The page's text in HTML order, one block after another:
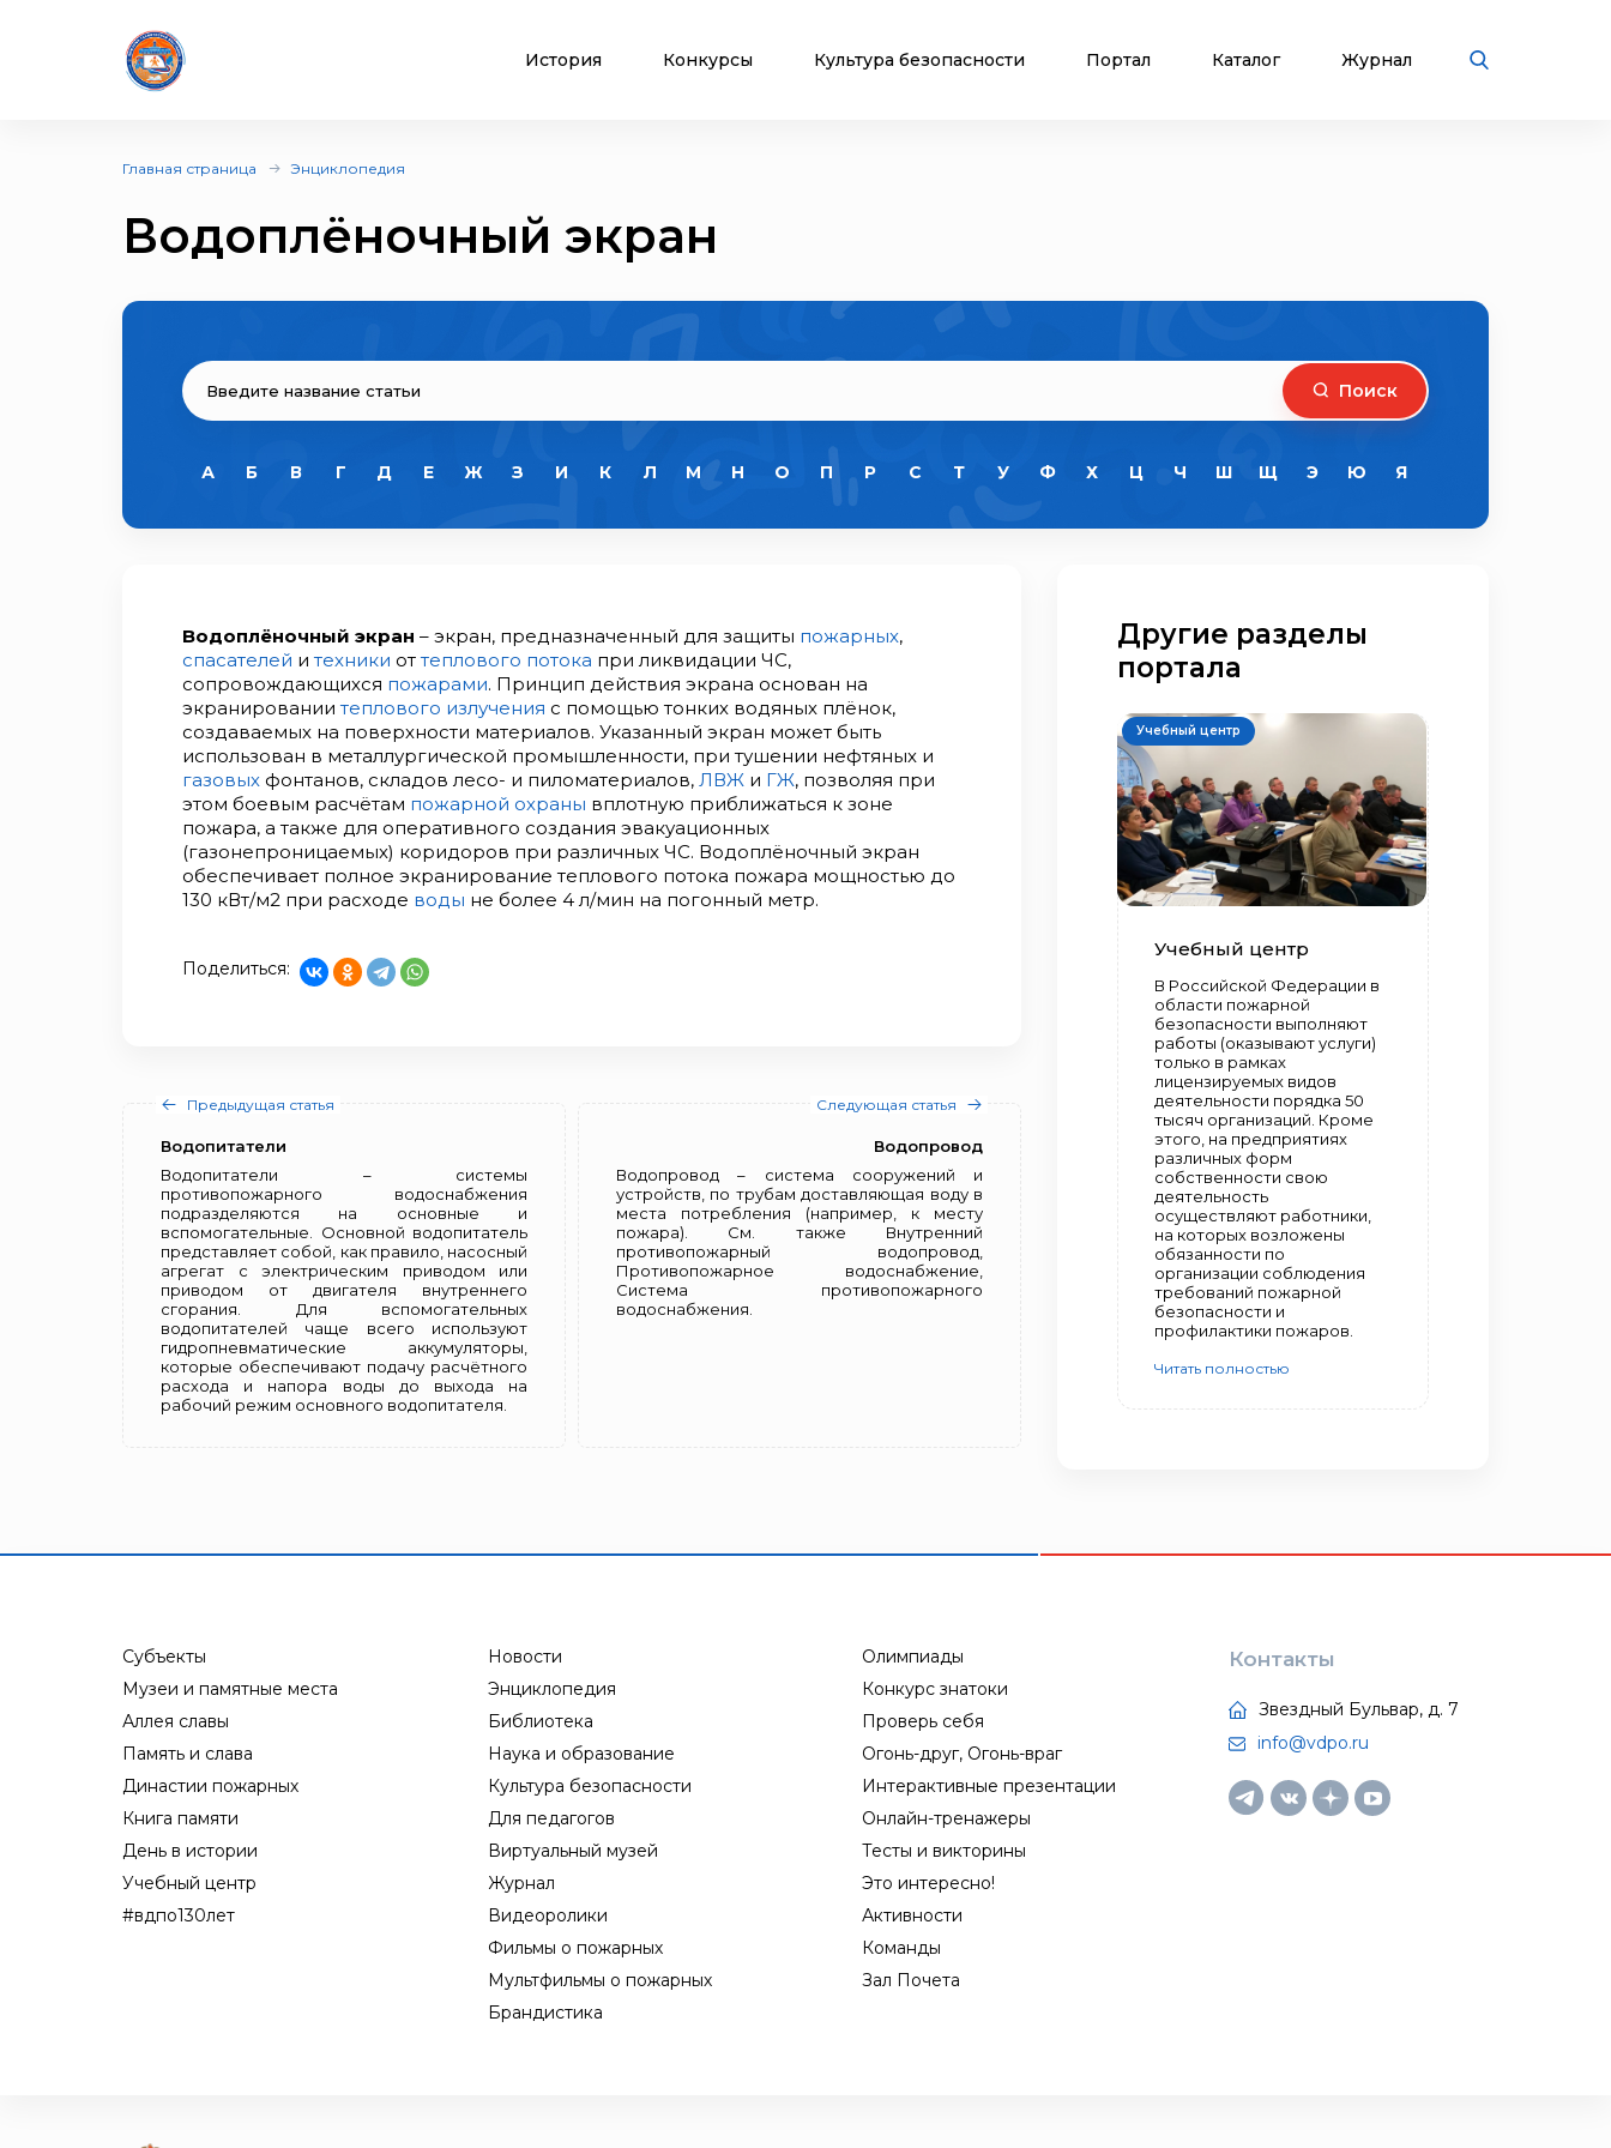
История Конкурсы Культура безопасности Портал Каталог Журнал
Главная страница Энциклопедия
Водоплёночный экран
Поиск
А Б В Г Д Е Ж З И К Л М Н О П Р С Т У Ф Х Ц Ч Ш Щ Э Ю Я
Водоплёночный экран – экран, предназначенный для защиты пожарных,
спасателей итехники оттеплового потока при ликвидации ЧС,
сопровождающихся пожарами. Принцип действия экрана основан на
экранированиитеплового излучения с помощью тонких водяных плёнок,
создаваемых на поверхности материалов. Указанный экран может быть
использован в металлургической промышленности, при тушении нефтяных и
газовых фонтанов, складов лесо- и пиломатериалов, ЛВЖ и ГЖ, позволяя при
этом боевым расчётам пожарной охраны вплотную приближаться к зоне
пожара, а также для оперативного создания эвакуационных
(газонепроницаемых) коридоров при различных ЧС. Водоплёночный экран
обеспечивает полное экранирование теплового потока пожара мощностью до
130 кВт/м2 при расходе воды не более 4 л/мин на погонный метр.
Поделиться:
Предыдущая статья
Водопитатели
Водопитатели – системы
противопожарного водоснабжения
подразделяются на основные и
вспомогательные. Основной водопитатель
представляет собой, как правило, насосный
агрегат с электрическим приводом или
приводом от двигателя внутреннего
сгорания. Для вспомогательных
водопитателей чаще всего используют
гидропневматические аккумуляторы,
которые обеспечивают подачу расчётного
расхода и напора воды до выхода на
рабочий режим основного водопитателя.
Следующая статья
Водопровод
Водопровод – система сооружений и
устройств, по трубам доставляющая воду в
места потребления (например, к месту
пожара). См. также Внутренний
противопожарный водопровод,
Противопожарное водоснабжение,
Система противопожарного
водоснабжения.
Другие разделы
портала
Учебный центр
Учебный центр
В Российской Федерации в
области пожарной
безопасности выполняют
работы (оказывают услуги)
только в рамках
лицензируемых видов
деятельности порядка 50
тысяч организаций. Кроме
этого, на предприятиях
различных форм
собственности свою
деятельность
осуществляют работники,
на которых возложены
обязанности по
организации соблюдения
требований пожарной
безопасности и
профилактики пожаров.
Читать полностью
Субъекты
Музеи и памятные места
Аллея славы
Память и слава
Династии пожарных
Книга памяти
День в истории
Учебный центр
#вдпо130лет
Новости
Энциклопедия
Библиотека
Наука и образование
Культура безопасности
Для педагогов
Виртуальный музей
Журнал
Видеоролики
Фильмы о пожарных
Мультфильмы о пожарных
Брандистика
Олимпиады
Конкурс знатоки
Проверь себя
Огонь-друг, Огонь-враг
Интерактивные презентации
Онлайн-тренажеры
Тесты и викторины
Это интересно!
Активности
Команды
Зал Почета
Контакты
Звездный Бульвар, д. 7
info@vdpo.ru